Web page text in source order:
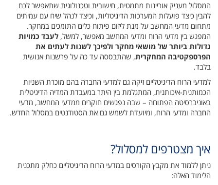
המסלול מעניק אוריינות מתמטית, חישובית וטכנולוגית שתאפשר לכם
להבין כיצד פועלות המערכות הדיגיטליות, וכיצד לנהל שיח עם עמיתים
מתחום מדעי המחשב על מנת ליזום פיתוח כלים התומכים במחקר.
המפגש בין מדעי הרוח ומדעי המחשב מאפשר, למשל, לעבד כמויות
גדולות ביותר של מושאי מחקר ולפיכך לשנות לעתים את
הפרספקטיבה המחקרית, שהתבססה עד כה על פרשנות אנושית
בלבד.
למדעי הרוח הדיגיטליים זיקה גם למדעי החברה בהם מוכרת השניות
הכמותנית-איכותנית, המתגלמת בין היתר במעבדת המדיה הדיגיטלית
באוניברסיטה הפתוחה – שבה נפגשים חוקרים ממדעי המחשב, מדעי
החברה ומדעי הרוח, ומיועדת לשמש גם את הסטודנטים במסלול החדש.
איך מצטרפים למסלול?
ניתן ללמוד את מקבץ הקורסים במדעי הרוח הדיגיטליים כחלק מתכנית
הלימוד האלה: